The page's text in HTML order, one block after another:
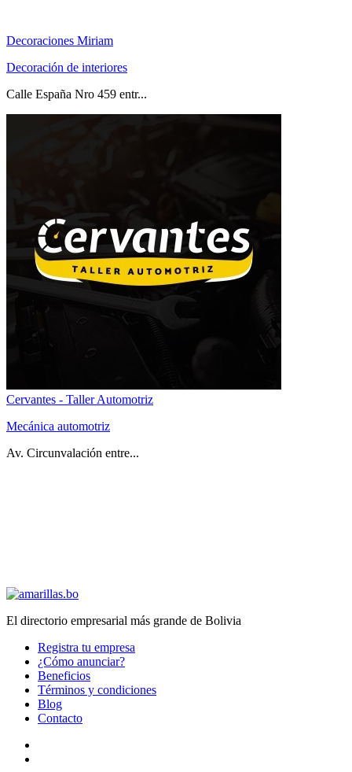
Decoraciones Miriam
Decoración de interiores
Calle España Nro 459 entr...
Cervantes - Taller Automotriz
Mecánica automotriz
Av. Circunvalación entre...
El directorio empresarial más grande de Bolivia
Registra tu empresa
¿Cómo anunciar?
Beneficios
Términos y condiciones
Blog
Contacto